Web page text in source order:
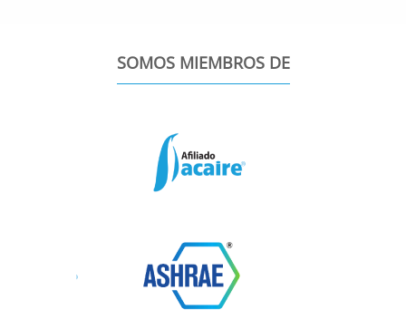
SOMOS MIEMBROS DE